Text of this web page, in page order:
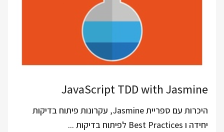
JavaScript TDD with Jasmine
היכרות עם ספריית Jasmine, עקרונות פיתוח בדיקות
יחידה ו Best Practices לפיתוח בדיקות ...